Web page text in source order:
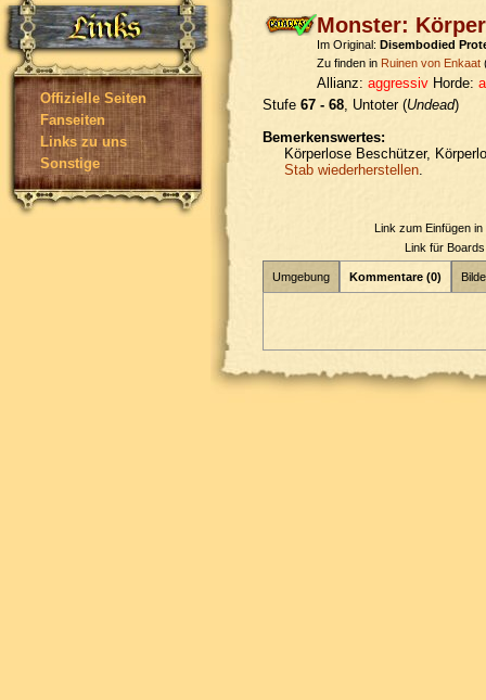
Offizielle Seiten
Fanseiten
Links zu uns
Sonstige
Monster:
Im Original: Disembodied
Zu finden in Ruinen von Enkaat
Allianz: aggressiv Horde:
Stufe 67 - 68 , Untoter (Undead)
Bemerkenswertes:
Körperlose Beschützer,
Stab wiederherstellen
Link zum Einfügen
Link für
Umgebung Kommentare (0)